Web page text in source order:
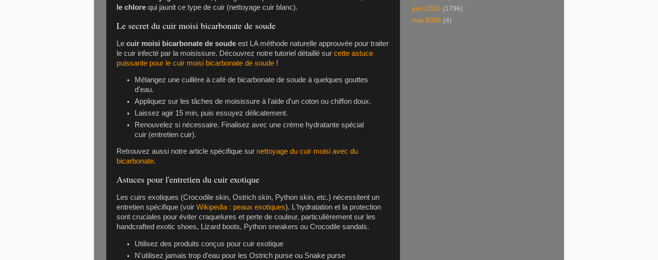
le chlore qui jaunit ce type de cuir (nettoyage cuir blanc).
Le secret du cuir moisi bicarbonate de soude
Le cuir moisi bicarbonate de soude est LA méthode naturelle approuvée pour traiter
le cuir infecté par la moisissure. Découvrez notre tutoriel détaillé sur cette astuce
puissante pour le cuir moisi bicarbonate de soude !
Mélangez une cuillère à café de bicarbonate de soude à quelques gouttes
d'eau.
Appliquez sur les tâches de moisissure à l'aide d'un coton ou chiffon doux.
Laissez agir 15 min, puis essuyez délicatement.
Renouvelez si nécessaire. Finalisez avec une crème hydratante spécial
cuir (entretien cuir).
Retrouvez aussi notre article spécifique sur nettoyage du cuir moisi avec du
bicarbonate.
Astuces pour l'entretien du cuir exotique
Les cuirs exotiques (Crocodile skin, Ostrich skin, Python skin, etc.) nécessitent un
entretien spécifique (voir Wikipedia : peaux exotiques). L'hydratation et la protection
sont cruciales pour éviter craquelures et perte de couleur, particulièrement sur les
handcrafted exotic shoes, Lizard boots, Python sneakers ou Crocodile sandals.
Utilisez des produits conçus pour cuir exotique
N'utilisez jamais trop d'eau pour lesOstrich purse ou Snake purse
juin 2025 (1796)
mai 2025 (4)